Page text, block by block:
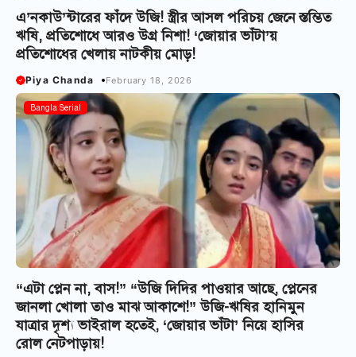
এ’নকাউ’ন্টারের ফাঁদে উজি! স্ত্রীর আসল পরিচয় জেনে স্তম্ভিত
ঋষি, প্রতিশোধে আরও উগ্র নিশা! ‘জোয়ার ভাঁটা’য়
প্রতিশোধের খেলায় নাটকীয় মোড়!
Piya Chanda February 18, 2026
Bangla Serial
“এটা প্লেন না, বাস!” “উজি দিদির পাওয়ার আছে, প্লেনের
জানলা খোলা তাও মাঝ আকাশে!” উজি-ঋষির হানিমুন
যাত্রার দৃশ্য ভাইরাল হতেই, ‘জোয়ার ভাঁটা’ নিয়ে হাসির
রোল নেটপাড়ায়!